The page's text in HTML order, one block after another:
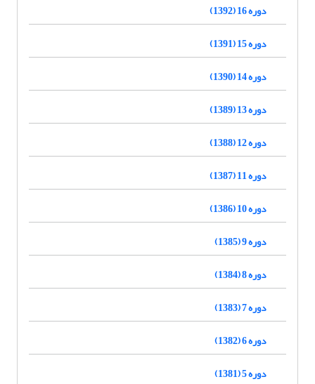
دوره 16 (1392)
دوره 15 (1391)
دوره 14 (1390)
دوره 13 (1389)
دوره 12 (1388)
دوره 11 (1387)
دوره 10 (1386)
دوره 9 (1385)
دوره 8 (1384)
دوره 7 (1383)
دوره 6 (1382)
دوره 5 (1381)